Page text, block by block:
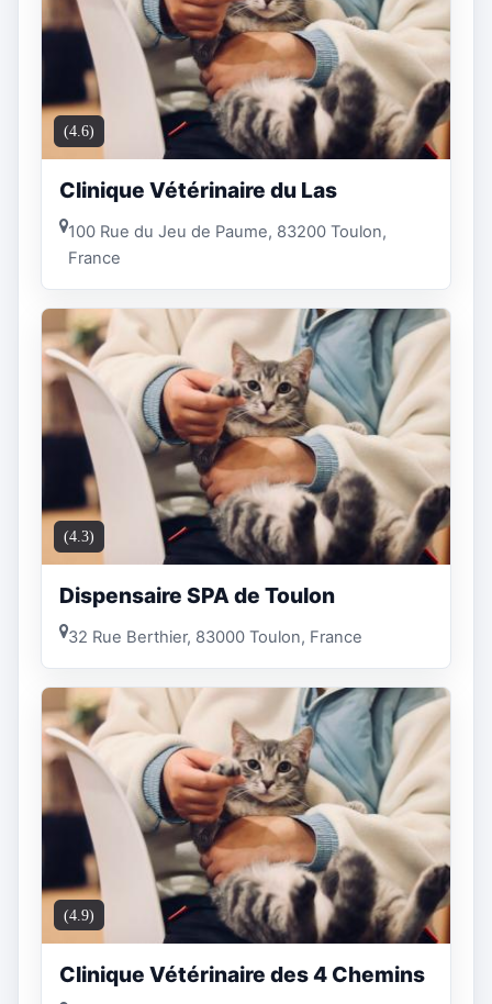
(4.6)
Clinique Vétérinaire du Las
100 Rue du Jeu de Paume, 83200 Toulon,
France
(4.3)
Dispensaire SPA de Toulon
32 Rue Berthier, 83000 Toulon, France
(4.9)
Clinique Vétérinaire des 4 Chemins